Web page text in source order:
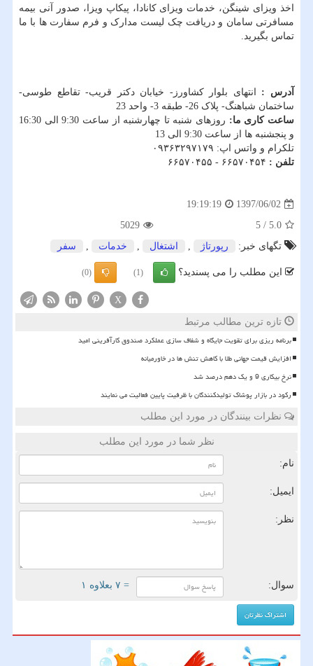
اخذ ویزای شینگن، خدمات ویزای کانادا، پیکاپ ویزا، صدور آنی بیمه
مسافرتی سامان و دریافت چک لیست مدارک و فرم سفارت ها با ما
تماس بگیرید.
آدرس : انتهای بلوار کشاورز- خیابان دکتر قریب- تقاطع طوسی-
ساختمان شباهنگ- پلاک 26- طبقه 3- واحد 23
ساعت کاری ما:
روزهای شنبه تا چهارشنبه از ساعت 9:30 الی 16:30
و پنجشنبه ها از ساعت 9:30 الی 13
تلکرام و واتس اپ: ۰۹۳۶۳۲۹۷۱۷۹
تلفن :
1397/06/02
19:19:19
5.0
/
5
5029
تگهای خبر:
رپورتاژ , اشتغال , خدمات , سفر
این مطلب را می پسندید؟ (1)
(0)
X
تازه ترین مطالب مرتبط
برنامه ریزی برای تقویت جایگاه و شفاف سازی عملکرد صندوق کارآفرینی امید
افزایش قیمت جهانی طلا با کاهش تنش ها در خاورمیانه
نرخ بیکاری 9 و یک دهم درصد شد
رکود در بازار پوشاک تولیدکنندگان با ظرفیت پایین فعالیت می نمایند
نظرات بینندگان در مورد این مطلب
نظر شما در مورد این مطلب
نام:
ایمیل:
نظر:
سوال: = ۷ بعلاوه ۱